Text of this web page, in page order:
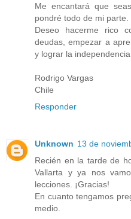
Me encantará que
pondré todo de mi parte.
Deseo hacerme rico
deudas, empezar a
y lograr la
Rodrigo Vargas
Chile
Responder
Unknown 13 de
Recién en la tarde de
Vallarta y ya nos
lecciones. ¡Gracias!
En cuanto tengamos
medio.